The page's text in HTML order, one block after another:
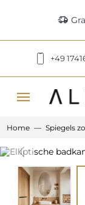
delivery_truck_speed
+49
menu
Home Spiegels
Previous